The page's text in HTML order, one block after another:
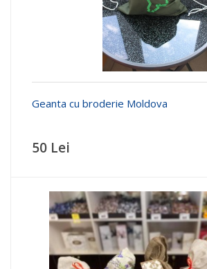
Geanta cu broderie Moldova
50 Lei